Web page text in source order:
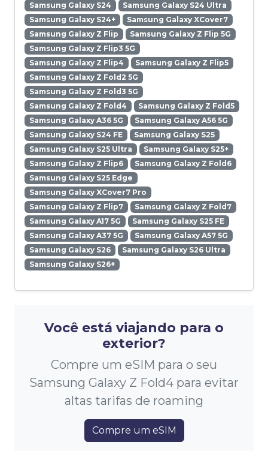
Samsung Galaxy S24
Samsung Galaxy S24 Ultra
Samsung Galaxy S24+
Samsung Galaxy XCover7
Samsung Galaxy Z Flip
Samsung Galaxy Z Flip 5G
Samsung Galaxy Z Flip3 5G
Samsung Galaxy Z Flip4
Samsung Galaxy Z Flip5
Samsung Galaxy Z Fold2 5G
Samsung Galaxy Z Fold3 5G
Samsung Galaxy Z Fold4
Samsung Galaxy Z Fold5
Samsung Galaxy A36 5G
Samsung Galaxy A56 5G
Samsung Galaxy S24 FE
Samsung Galaxy S25
Samsung Galaxy S25 Ultra
Samsung Galaxy S25+
Samsung Galaxy Z Flip6
Samsung Galaxy Z Fold6
Samsung Galaxy S25 Edge
Samsung Galaxy XCover7 Pro
Samsung Galaxy Z Flip7
Samsung Galaxy Z Fold7
Samsung Galaxy A17 5G
Samsung Galaxy S25 FE
Samsung Galaxy A37 5G
Samsung Galaxy A57 5G
Samsung Galaxy S26
Samsung Galaxy S26 Ultra
Samsung Galaxy S26+
Você está viajando para o
exterior?
Compre um eSIM para o seu
Samsung Galaxy Z Fold4 para evitar
altas tarifas de roaming
Compre um eSIM